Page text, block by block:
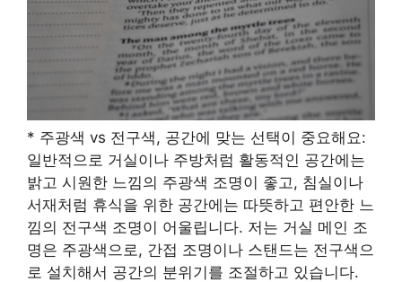
* 주광색 vs 전구색, 공간에 맞는 선택이 중요해요:
일반적으로 거실이나 주방처럼 활동적인 공간에는
밝고 시원한 느낌의 주광색 조명이 좋고, 침실이나
서재처럼 휴식을 위한 공간에는 따뜻하고 편안한 느
낌의 전구색 조명이 어울립니다. 저는 거실 메인 조
명은 주광색으로, 간접 조명이나 스탠드는 전구색으
로 설치해서 공간의 분위기를 조절하고 있습니다.